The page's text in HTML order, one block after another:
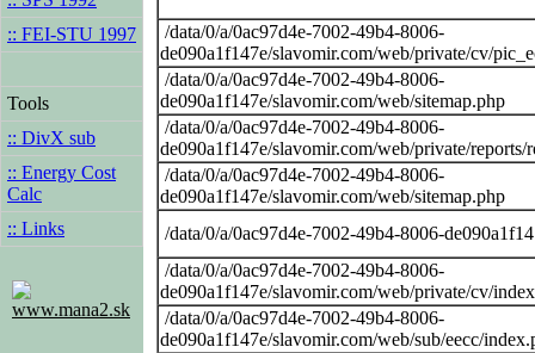
:: FEI-STU 1997
Tools
:: DivX sub
:: Energy Cost
Calc
:: Links
www.mana2.sk
/data/0/a/0ac97d4e-7002-49b4-8006-
de090a1f147e/slavomir.com/web/private/cv/
/data/0/a/0ac97d4e-7002-49b4-8006-
de090a1f147e/slavomir.com/web/sitemap.php
/data/0/a/0ac97d4e-7002-49b4-8006-
de090a1f147e/slavomir.com/web/private/
/data/0/a/0ac97d4e-7002-49b4-8006-
de090a1f147e/slavomir.com/web/sitemap.php
/data/0/a/0ac97d4e-7002-49b4-8006-
/data/0/a/0ac97d4e-7002-49b4-8006-
de090a1f147e/slavomir.com/web/private/cv/
/data/0/a/0ac97d4e-7002-49b4-8006-
de090a1f147e/slavomir.com/web/sub/eecc/